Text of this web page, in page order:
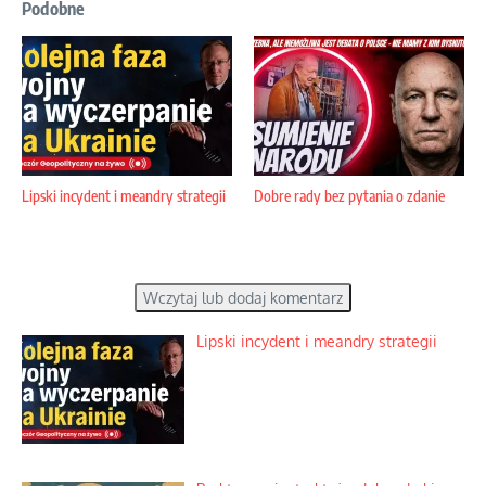
Podobne
Lipski incydent i meandry strategii Dobre rady bez pytania o zdanie
Wczytaj lub dodaj komentarz
Lipski incydent i meandry strategii